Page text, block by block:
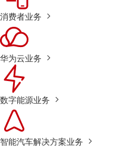
消费者业务
华为云业务
数字能源业务
智能汽车解决方案业务